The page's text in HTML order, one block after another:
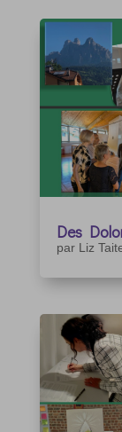
Des
par Liz